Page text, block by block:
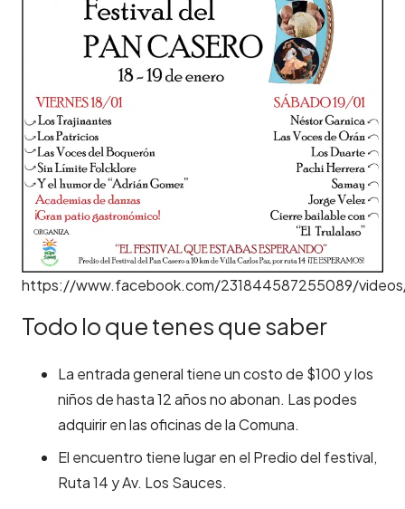
https://www.facebook.com/231844587255089/
Todo lo que tenes que saber
La entrada general tiene un costo de $100 y los
niños de hasta 12 años no abonan. Las podes
adquirir en las oficinas de la Comuna.
El encuentro tiene lugar en el Predio del festival,
Ruta 14 y Av. Los Sauces.